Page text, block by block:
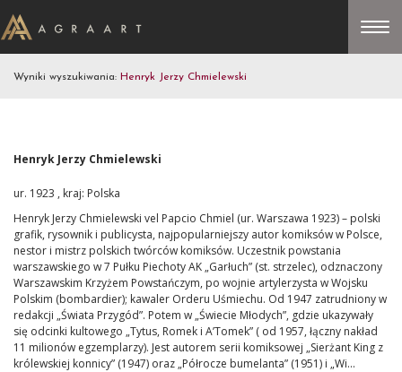
Wyniki wyszukiwania: Henryk Jerzy Chmielewski
Henryk Jerzy Chmielewski
ur. 1923 , kraj: Polska
Henryk Jerzy Chmielewski vel Papcio Chmiel (ur. Warszawa 1923) – polski
grafik, rysownik i publicysta, najpopularniejszy autor komiksów w Polsce,
nestor i mistrz polskich twórców komiksów. Uczestnik powstania
warszawskiego w 7 Pułku Piechoty AK „Garłuch” (st. strzelec), odznaczony
Warszawskim Krzyżem Powstańczym, po wojnie artylerzysta w Wojsku
Polskim (bombardier); kawaler Orderu Uśmiechu. Od 1947 zatrudniony w
redakcji „Świata Przygód”. Potem w „Świecie Młodych”, gdzie ukazywały
się odcinki kultowego „Tytus, Romek i A’Tomek” ( od 1957, łączny nakład
11 milionów egzemplarzy). Jest autorem serii komiksowej „Sierżant King z
królewskiej konnicy” (1947) oraz „Półrocze bumelanta” (1951) i „Wi...